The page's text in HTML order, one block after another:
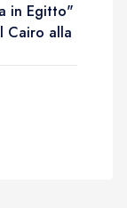
in Egitto"
Cairo alla